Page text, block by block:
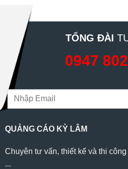
TỔNG ĐÀI
0947
QUẢNG CÁO KỲ LÂM
Chuyên tư vấn, thiết kế và thi
...